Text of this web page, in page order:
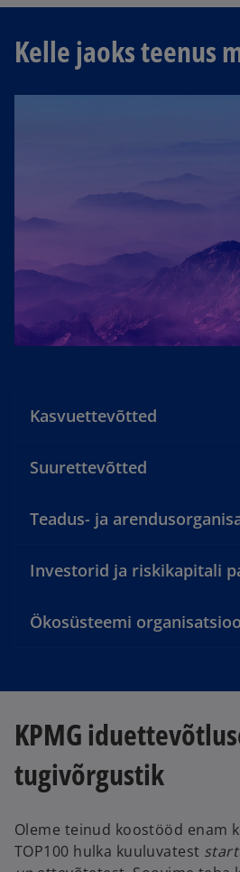
Kelle jaoks teenus
Kasvuettevõtted
Suurettevõtted
Teadus- ja
Investorid ja riskikapitali
Ökosüsteemi
KPMG
tugivõrgustik
Oleme teinud koostööd enam
TOP100 hulka kuuluvatest